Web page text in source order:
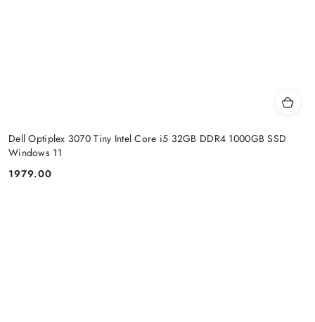
Dell Optiplex 3070 Tiny Intel Core i5 32GB DDR4 1000GB SSD
Windows 11
Cena:
1979.00